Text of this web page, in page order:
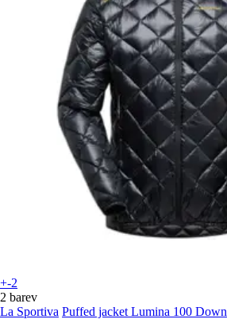
+-2
2 barev
La Sportiva Puffed jacket Lumina 100 Down